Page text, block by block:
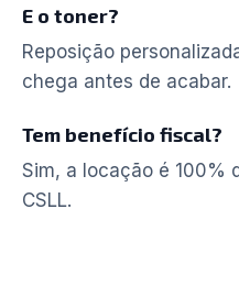
E o toner?
Reposição
chega antes de acabar.
Tem benefício fiscal?
Sim, a locação é 100%
CSLL.